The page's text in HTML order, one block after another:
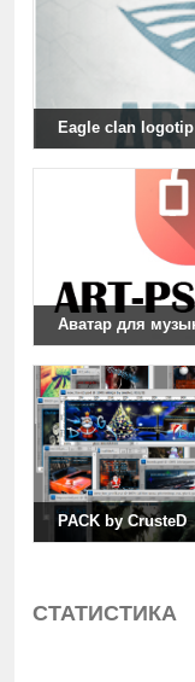
Eagle clan logotip
PACK by CrusteD
СТАТИСТИКА